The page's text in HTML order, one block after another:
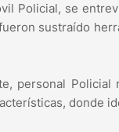
Policial, se
sustraído
personal
donde